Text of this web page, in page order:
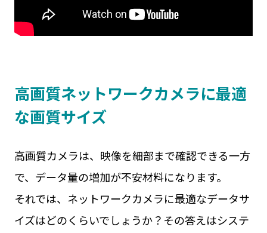
高画質ネットワークカメラに最適
な画質サイズ
高画質カメラは、映像を細部まで確認できる一方
で、データ量の増加が不安材料になります。
それでは、ネットワークカメラに最適なデータサ
イズはどのくらいでしょうか？その答えはシステ